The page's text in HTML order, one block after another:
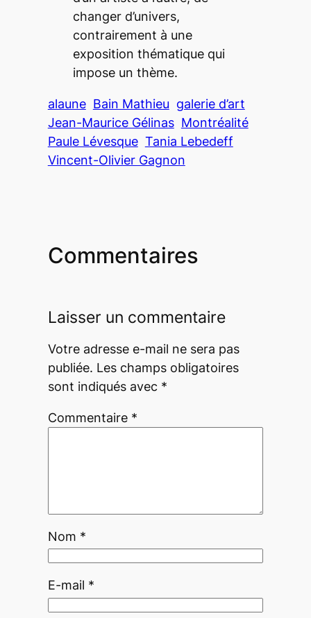
changer d’univers,
contrairement à une
exposition thématique qui
impose un thème.
alaune Bain Mathieu galerie d’art
Jean-Maurice Gélinas Montréalité
Paule Lévesque Tania Lebedeff
Vincent-Olivier Gagnon
Commentaires
Laisser un commentaire
Votre adresse e-mail ne sera pas
publiée. Les champs obligatoires
sont indiqués avec *
Commentaire *
Nom *
E-mail *